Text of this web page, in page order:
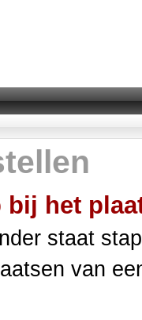
bij het
staat
van